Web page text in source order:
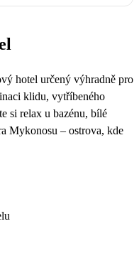
hotel určený výhradně pro
klidu, vytříbeného
si relax u bazénu, bílé
Mykonosu – ostrova, kde